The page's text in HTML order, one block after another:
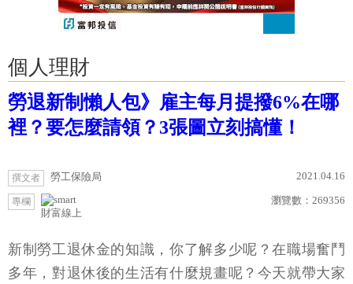
個人理財
勞退新制懶人包》雇主每月提撥6%在哪
裡？要怎麼請領？3張圖立刻搞懂！
撰文者 勞工保險局 2021.04.16
專欄
財富線上
瀏覽數： 269356
新制勞工退休金的知識，你了解多少呢？在職場奮鬥
多年，對退休後的生活有什麼規畫呢？今天就帶大家